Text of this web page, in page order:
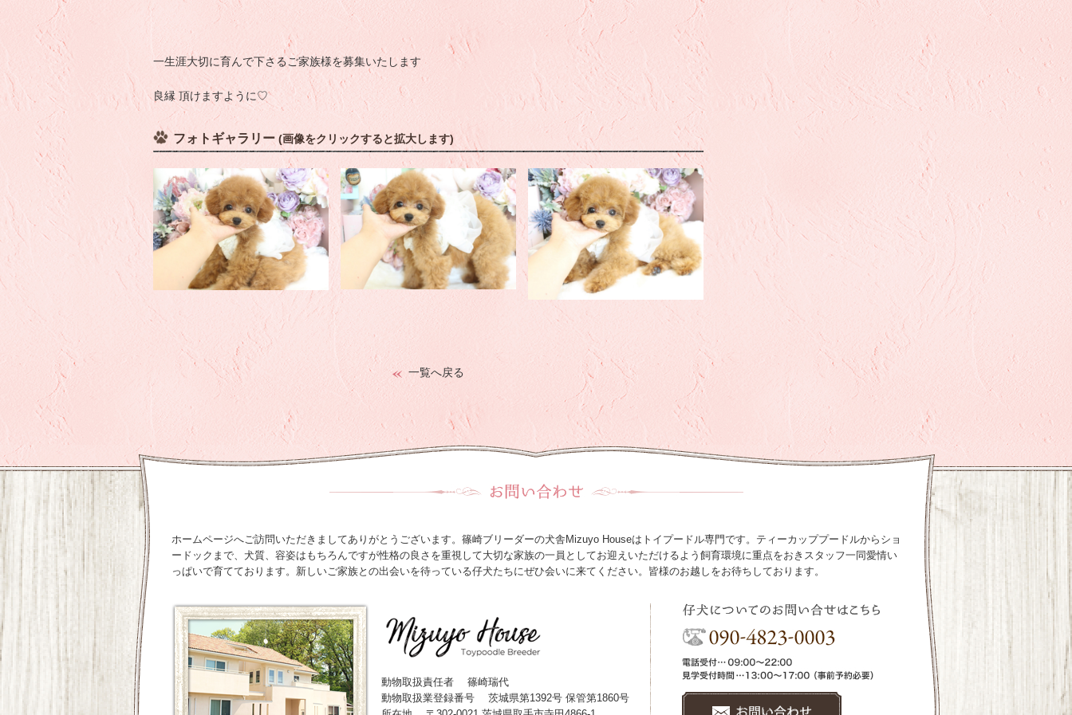
一生涯大切に育んで下さるご家族様を募集いたします
良縁 頂けますように♡
フォトギャラリー (画像をクリックすると拡大します)
一覧へ戻る
ホームページへご訪問いただきましてありがとうございます。篠崎ブリーダーの犬舎Mizuyo Houseはトイプードル専門です。ティーカッププードルからショ
ードックまで、犬質、容姿はもちろんですが性格の良さを重視して大切な家族の一員としてお迎えいただけるよう飼育環境に重点をおきスタッフ一同愛情い
っぱいで育てております。新しいご家族との出会いを待っている仔犬たちにぜひ会いに来てください。皆様のお越しをお待ちしております。
動物取扱責任者
篠崎瑞代
動物取扱業登録番号
茨城県第1392号 保管第1860号